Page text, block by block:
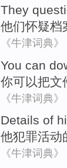
They
他们怀疑档
《牛津词典》
You can
你可以把文
《牛津词典》
Details of
他犯罪活动
《牛津词典》